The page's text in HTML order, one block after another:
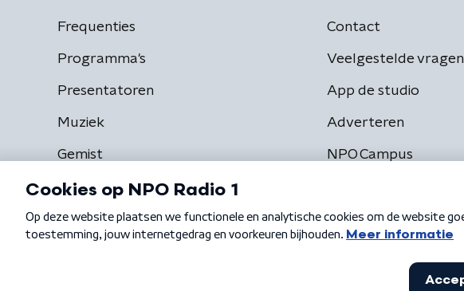
Frequenties
Programma's
Presentatoren
Muziek
Gemist
Contact
Veelgestelde vragen
App de studio
Adverteren
NPO Campus
Algemene voorwaarden Privacybeleid